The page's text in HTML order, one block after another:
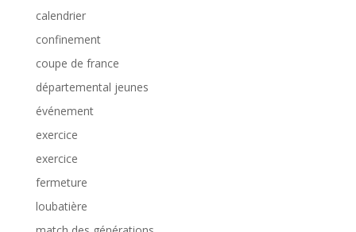
calendrier
confinement
coupe de france
départemental jeunes
événement
exercice
exercice
fermeture
loubatière